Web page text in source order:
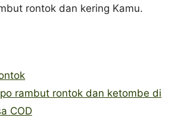
rontok dan kering Kamu.
rambut rontok dan ketombe di
COD